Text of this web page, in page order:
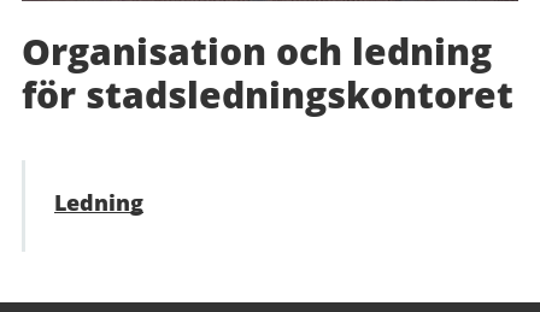
Organisation och ledning
för stadslednings­kontoret
Ledning